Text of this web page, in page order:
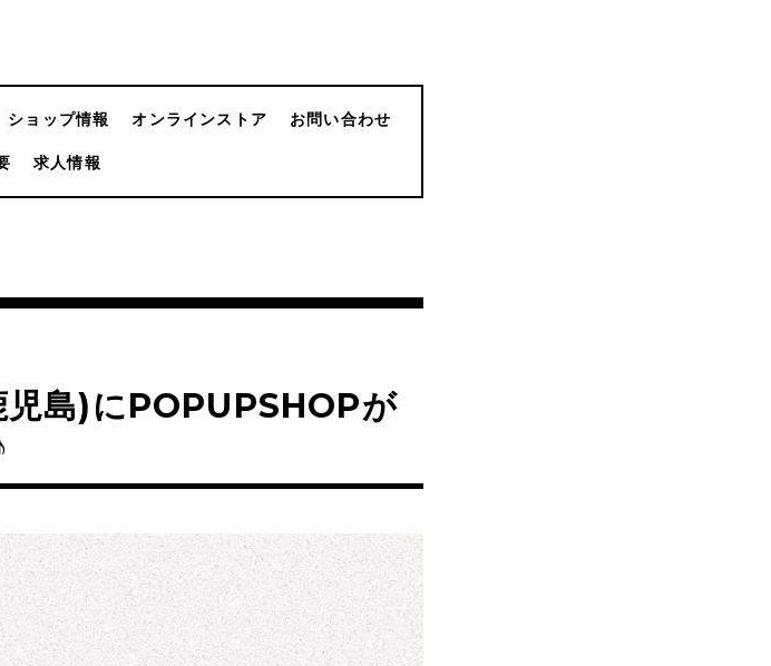
ショップ情報 オンラインストア お問い合わせ
求人情報
児島)にPOPUPSHOPが